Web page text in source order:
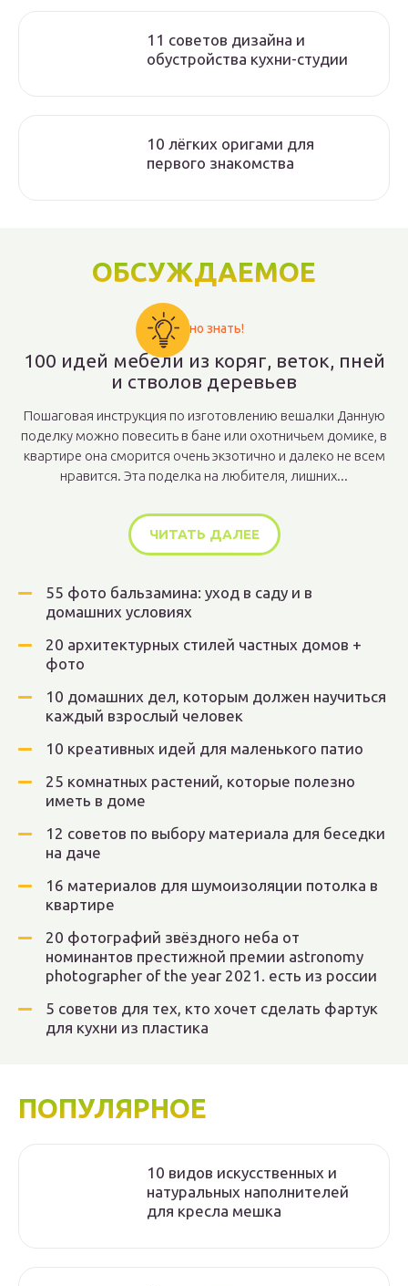
11 советов дизайна и
обустройства кухни-студии
10 лёгких оригами для
первого знакомства
ОБСУЖДАЕМОЕ
Важно знать!
100 идей мебели из коряг, веток, пней
и стволов деревьев
Пошаговая инструкция по изготовлению вешалки Данную
поделку можно повесить в бане или охотничьем домике, в
квартире она сморится очень экзотично и далеко не всем
нравится. Эта поделка на любителя, лишних...
ЧИТАТЬ ДАЛЕЕ
55 фото бальзамина: уход в саду и в
домашних условиях
20 архитектурных стилей частных домов +
фото
10 домашних дел, которым должен научиться
каждый взрослый человек
10 креативных идей для маленького патио
25 комнатных растений, которые полезно
иметь в доме
12 советов по выбору материала для беседки
на даче
16 материалов для шумоизоляции потолка в
квартире
20 фотографий звёздного неба от
номинантов престижной премии astronomy
photographer of the year 2021. есть из россии
5 советов для тех, кто хочет сделать фартук
для кухни из пластика
ПОПУЛЯРНОЕ
10 видов искусственных и
натуральных наполнителей
для кресла мешка